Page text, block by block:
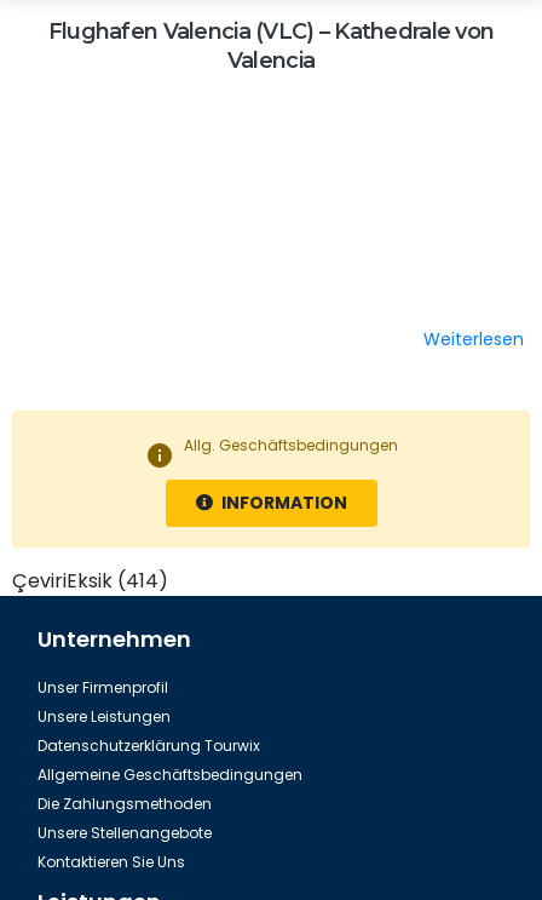
Flughafen Valencia (VLC) – Kathedrale von
Valencia
Weiterlesen
info Allg. Geschäftsbedingungen
INFORMATION
ÇeviriEksik (414)
Unternehmen
Unser Firmenprofil
Unsere Leistungen
Datenschutzerklärung Tourwix
Allgemeine Geschäftsbedingungen
Die Zahlungsmethoden
Unsere Stellenangebote
Kontaktieren Sie Uns